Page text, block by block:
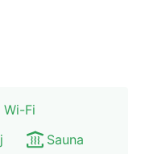
uur tot 09.30 uur
personeel,
Ter plaatse heb je
Wi-Fi
Sauna